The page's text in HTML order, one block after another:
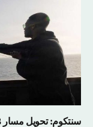
سنتكوم: تحويل مسار 53 سفينة ضمن حصار إيران